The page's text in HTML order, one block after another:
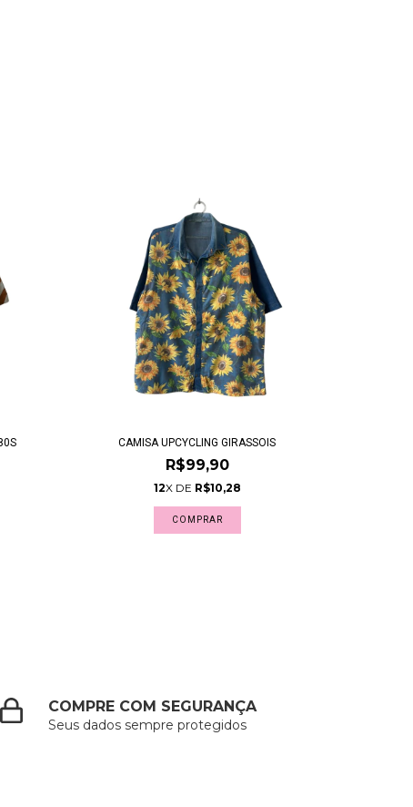
CAMISA UPCYCLING GIRASSOIS
R$99,90
12X DE R$10,28
COMPRAR
COMPRE COM SEGURANÇA
Seus dados sempre protegidos